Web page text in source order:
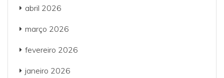
abril 2026
março 2026
fevereiro 2026
janeiro 2026